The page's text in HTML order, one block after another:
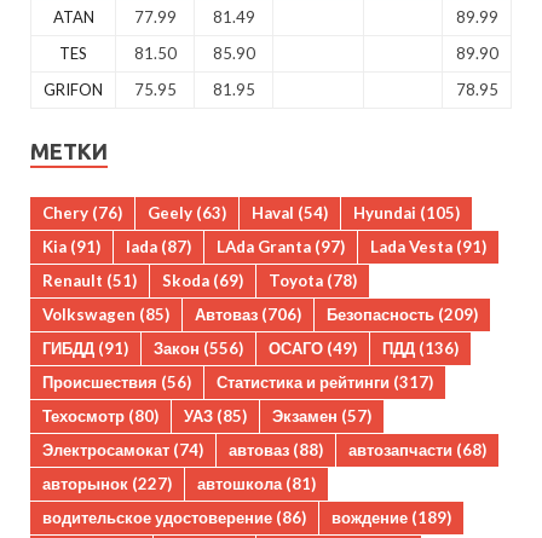
ATAN 77.99 81.49
89.99
TES
81.50 85.90
89.90
GRIFON
75.95 81.95 78.95
МЕТКИ
Chery (76) Geely (63) Haval (54) Hyundai (105)
Kia (91) lada (87) LAda Granta (97) Lada Vesta (91)
Renault (51) Skoda (69) Toyota (78)
Volkswagen (85) Автоваз (706) Безопасность (209)
ГИБДД (91) Закон (556) ОСАГО (49) ПДД (136)
Происшествия (56) Статистика и рейтинги (317)
Техосмотр (80) УАЗ (85) Экзамен (57)
Электросамокат (74) автоваз (88) автозапчасти (68)
авторынок (227) автошкола(81)
водительское удостоверение (86) вождение (189)